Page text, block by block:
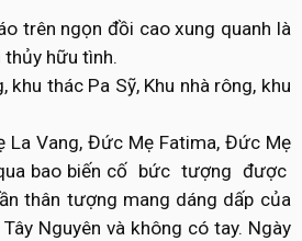
trên ngọn đồi cao xung quanh là
hữu tình.
thác Pa Sỹ, Khu nhà rông, khu
Vang, Đức Mẹ Fatima, Đức Mẹ
bao biến cố bức tượng được
thân tượng mang dáng dấp của
Nguyên và không có tay. Ngày